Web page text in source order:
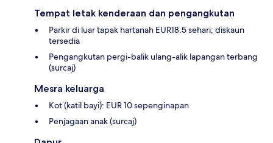
Tempat letak kenderaan dan pengangkutan
Parkir di luar tapak hartanah EUR18.5 sehari; diskaun
tersedia
Pengangkutan pergi-balik ulang-alik lapangan terbang
(surcaj)
Mesra keluarga
Kot (katil bayi): EUR 10 sepenginapan
Penjagaan anak (surcaj)